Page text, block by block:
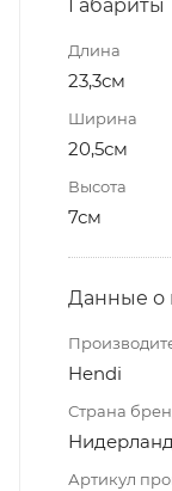
Габариты
Длина
23,3см
Ширина
20,5см
Высота
7см
Данные о
Hendi
Страна
Артикул